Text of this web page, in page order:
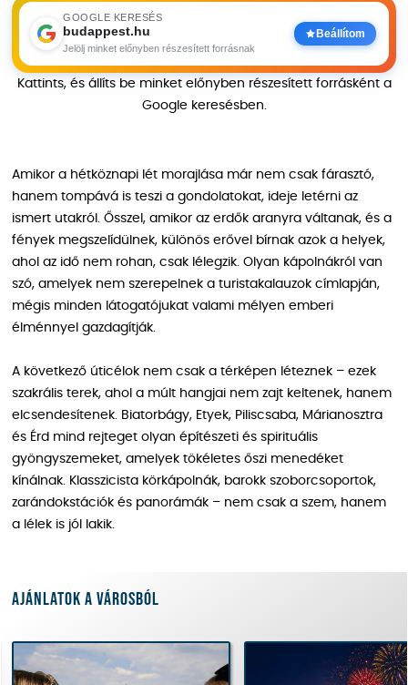
GOOGLE KERESÉS
budappest.hu
Jelölj minket előnyben részesített forrásnak
Beállítom
Kattints, és állíts be minket előnyben részesített forrásként a
Google keresésben.
Amikor a hétköznapi lét morajlása már nem csak fárasztó,
hanem tompává is teszi a gondolatokat, ideje letérni az
ismert utakról. Ősszel, amikor az erdők aranyra váltanak, és a
fények megszelídülnek, különös erővel bírnak azok a helyek,
ahol az idő nem rohan, csak lélegzik. Olyan kápolnákról van
szó, amelyek nem szerepelnek a turistakalauzok címlapján,
mégis minden látogatójukat valami mélyen emberi
élménnyel gazdagítják.
A következő úticélok nem csak a térképen léteznek – ezek
szakrális terek, ahol a múlt hangjai nem zajt keltenek, hanem
elcsendesítenek. Biatorbágy, Etyek, Piliscsaba, Márianosztra
és Érd mind rejteget olyan építészeti és spirituális
gyöngyszemeket, amelyek tökéletes őszi menedéket
kínálnak. Klasszicista körkápolnák, barokk szoborcsoportok,
zarándokstációk és panorámák – nem csak a szem, hanem
a lélek is jól lakik.
Ajánlatok a városból